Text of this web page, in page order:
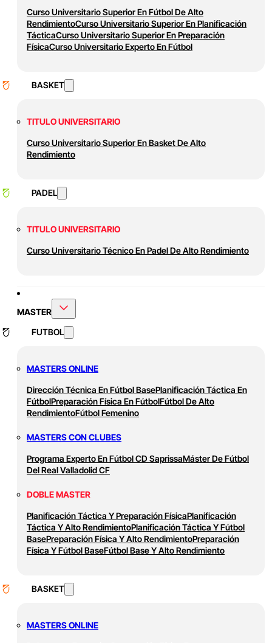
Curso Universitario Superior En Fútbol De Alto
RendimientoCurso Universitario Superior En Planificación
TácticaCurso Universitario Superior En Preparación
FísicaCurso Universitario Experto En Fútbol
BASKET
TITULO UNIVERSITARIO
Curso Universitario Superior En Basket De Alto
Rendimiento
PADEL
TITULO UNIVERSITARIO
Curso Universitario Técnico En Padel De Alto Rendimiento
MASTER
FUTBOL
MASTERS ONLINE
Dirección Técnica En Fútbol BasePlanificación Táctica En
FútbolPreparación Física En FútbolFútbol De Alto
RendimientoFútbol Femenino
MASTERS CON CLUBES
Programa Experto En Fútbol CD SaprissaMáster De Fútbol
Del Real Valladolid CF
DOBLE MASTER
Planificación Táctica Y Preparación FísicaPlanificación
Táctica Y Alto RendimientoPlanificación Táctica Y Fútbol
BasePreparación Física Y Alto RendimientoPreparación
Física Y Fútbol BaseFútbol Base Y Alto Rendimiento
BASKET
MASTERS ONLINE